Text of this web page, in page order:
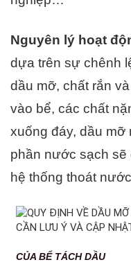
Nguyên lý hoạt
dựa trên sự chênh
dầu mỡ, chất rắn
vào bể, các chất
xuống đáy, dầu mỡ
phần nước sạch
hệ thống thoát
CỦA BỂ TÁCH DẦU